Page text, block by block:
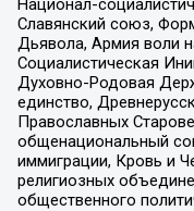
Национал-
Славянский союз,
Дьявола, Армия воли
Социалистическая
Духовно-Родовая
единство,
Православных
общенациональный
иммиграции, Кровь и
религиозных
общественного